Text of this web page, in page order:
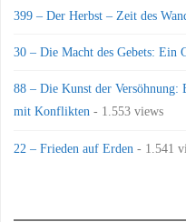
399 – Der Herbst – Zeit des
30 – Die Macht des Gebets: Ein
88 – Die Kunst der Versöhnung:
mit Konflikten - 1.553 views
22 – Frieden auf Erden - 1.541